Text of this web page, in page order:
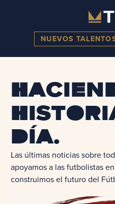
NUEVOS
día.
Las últimas noticias sobre
apoyamos a las futbolistas
construimos el futuro del